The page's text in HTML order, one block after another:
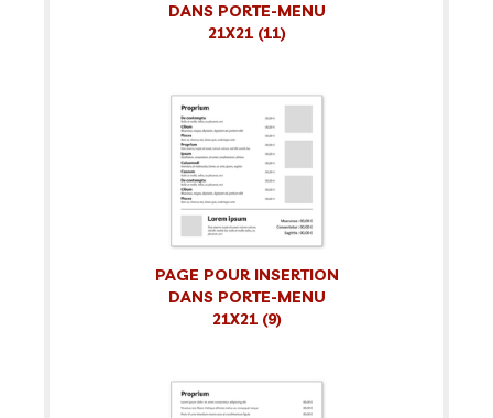
DANS PORTE-MENU
21X21 (11)
PAGE POUR INSERTION
DANS PORTE-MENU
21X21 (9)